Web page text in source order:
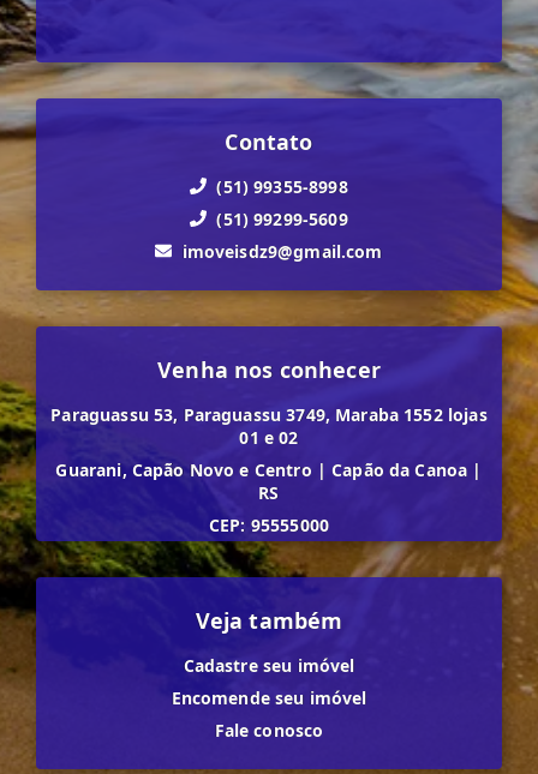
Contato
(51) 99355-8998
(51) 99299-5609
imoveisdz9@gmail.com
Venha nos conhecer
Paraguassu 53, Paraguassu 3749, Maraba 1552 lojas
01 e 02
Guarani, Capão Novo e Centro | Capão da Canoa |
RS
CEP: 95555000
Veja também
Cadastre seu imóvel
Encomende seu imóvel
Fale conosco